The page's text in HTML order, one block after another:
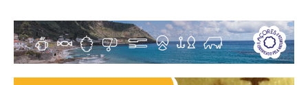
content
Cultura Gastronómica dos Açores